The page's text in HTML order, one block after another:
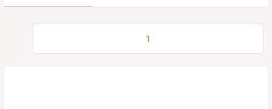
1